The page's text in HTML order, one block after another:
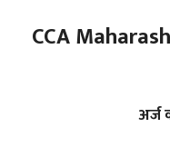
CCA
अर्ज